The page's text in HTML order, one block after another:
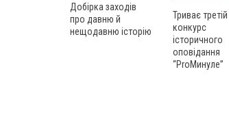
Добірка заходів
про давню й
нещодавню історію
Триває третій
конкурс
історичного
оповідання
“ProМинуле”